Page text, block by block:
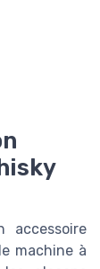
accessoire
machine à